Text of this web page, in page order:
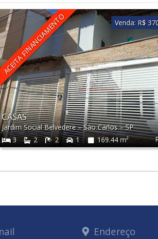
ACEITA FINANCIAMENTO
CASAS
Jardim Social Belvedere–São Carlos–SP
3
2 2 1 169.44 m²
Venda: R$
Endereço